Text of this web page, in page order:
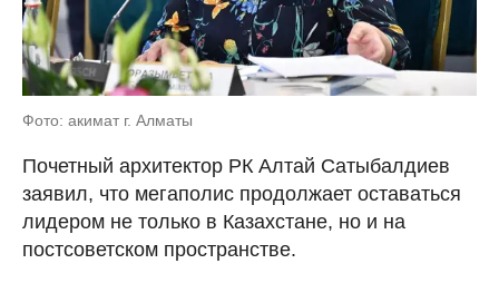
Фото: акимат г. Алматы
Почетный архитектор РК Алтай Сатыбалдиев
заявил, что мегаполис продолжает оставаться
лидером не только в Казахстане, но и на
постсоветском пространстве.